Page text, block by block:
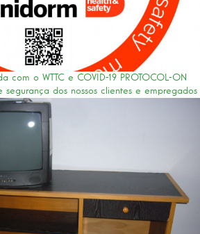
com o WTTC e COVID-19 PROTOCOL-ON
segurança dos nossos clientes e empregados